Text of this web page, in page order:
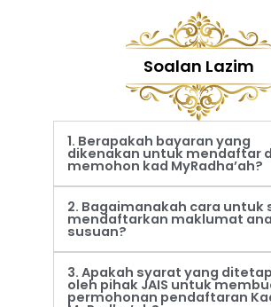
Soalan Lazim
1. Berapakah bayaran yang
dikenakan untuk mendaftar
memohon kad MyRadha’ah?
2. Bagaimanakah cara untuk
mendaftarkan maklumat
susuan?
3. Apakah syarat yang
oleh pihak JAIS untuk
permohonan pendaftaran